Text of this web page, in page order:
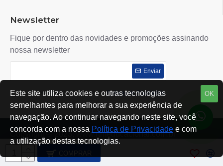
COMPRAR
Newsletter
Fique por dentro das novidades e promoções assinando
nossa newsletter
Enviar
Eu li e concordo com o contrato de Políticas de Privacidade
Copyright © 2023, www.rtmeducacional.com.br
OK
Este site utiliza cookies e outras tecnologias
semelhantes para melhorar a sua experiência de
navegação. Ao continuar navegando neste site, você
concorda com a nossa Política de Privacidade e com
a utilização destas tecnologias.